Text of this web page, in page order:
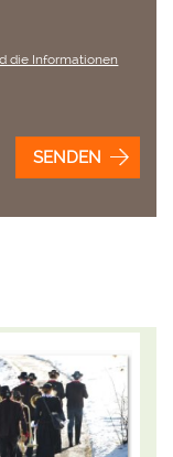
die Informationen
SENDEN